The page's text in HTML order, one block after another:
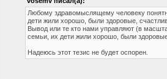
Любому здравомыслящему человеку
дети жили хорошо, были здоровые,
Вывод или те кто нами управляют (в
семьи, их дети жили хорошо, были
Надеюсь этот тезис не будет оспорен.